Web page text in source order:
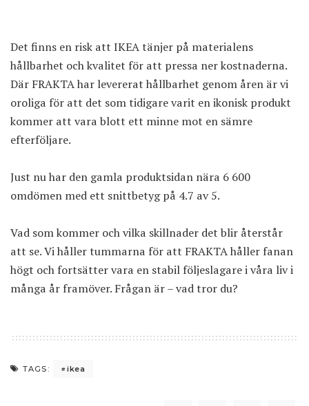
Det finns en risk att IKEA tänjer på materialens
hållbarhet och kvalitet för att pressa ner kostnaderna.
Där FRAKTA har levererat hållbarhet genom åren är vi
oroliga för att det som tidigare varit en ikonisk produkt
kommer att vara blott ett minne mot en sämre
efterföljare.
Just nu har den gamla produktsidan nära 6 600
omdömen med ett snittbetyg på 4.7 av 5.
Vad som kommer och vilka skillnader det blir återstår
att se. Vi håller tummarna för att FRAKTA håller fanan
högt och fortsätter vara en stabil följeslagare i våra liv i
många år framöver. Frågan är – vad tror du?
TAGS: ikea